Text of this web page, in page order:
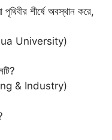
পৃথিবীর শীর্ষে অবস্থান করে,
University)
& Industry)